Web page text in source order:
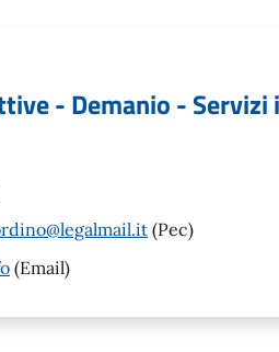
- Demanio -
(Pec)
(Email)